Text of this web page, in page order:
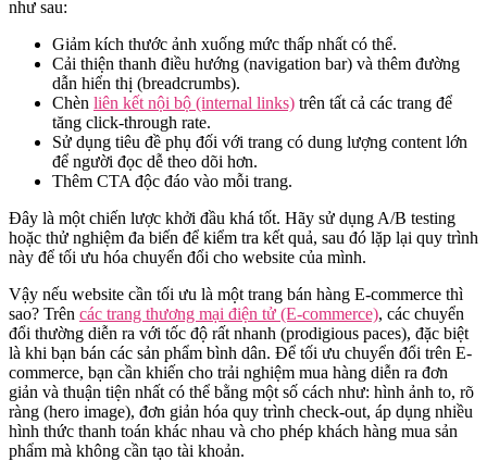
như sau:
Giảm kích thước ảnh xuống mức thấp nhất có thể.
Cải thiện thanh điều hướng (navigation bar) và thêm đường
dẫn hiển thị (breadcrumbs).
Chèn liên kết nội bộ (internal links) trên tất cả các trang để
tăng click-through rate.
Sử dụng tiêu đề phụ đối với trang có dung lượng content lớn
để người đọc dễ theo dõi hơn.
Thêm CTA độc đáo vào mỗi trang.
Đây là một chiến lược khởi đầu khá tốt. Hãy sử dụng A/B testing
hoặc thử nghiệm đa biến để kiểm tra kết quả, sau đó lặp lại quy trình
này để tối ưu hóa chuyển đổi cho website của mình.
Vậy nếu website cần tối ưu là một trang bán hàng E-commerce thì
sao? Trên các trang thương mại điện tử (E-commerce), các chuyển
đổi thường diễn ra với tốc độ rất nhanh (prodigious paces), đặc biệt
là khi bạn bán các sản phẩm bình dân. Để tối ưu chuyển đổi trên E-
commerce, bạn cần khiến cho trải nghiệm mua hàng diễn ra đơn
giản và thuận tiện nhất có thể bằng một số cách như: hình ảnh to, rõ
ràng (hero image), đơn giản hóa quy trình check-out, áp dụng nhiều
hình thức thanh toán khác nhau và cho phép khách hàng mua sản
phẩm mà không cần tạo tài khoản.